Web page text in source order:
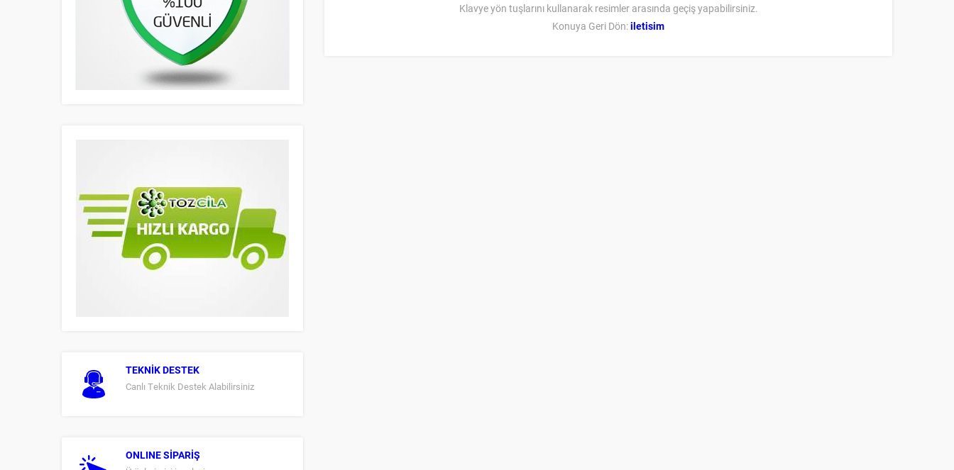
Klavye yön tuşlarını kullanarak resimler arasında geçiş yapabilirsiniz.
Konuya Geri Dön:iletisim
TEKNİK DESTEK
Canlı Teknik Destek Alabilirsiniz
ONLINE SİPARİŞ